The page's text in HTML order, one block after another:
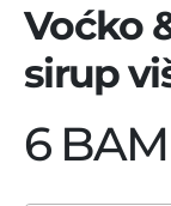
Voćko
sirup
6 BAM